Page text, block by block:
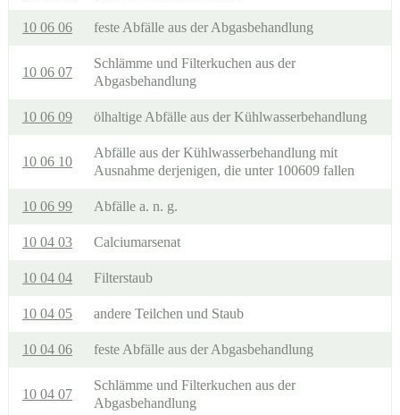
10 06 06 feste Abfälle aus der Abgasbehandlung
10 06 07
Schlämme und Filterkuchen aus der
Abgasbehandlung
10 06 09 ölhaltige Abfälle aus der Kühlwasserbehandlung
10 06 10
Abfälle aus der Kühlwasserbehandlung mit
Ausnahme derjenigen, die unter 100609 fallen
10 06 99 Abfälle a. n. g.
10 04 03 Calciumarsenat
10 04 04 Filterstaub
10 04 05 andere Teilchen und Staub
10 04 06 feste Abfälle aus der Abgasbehandlung
10 04 07
Schlämme und Filterkuchen aus der
Abgasbehandlung